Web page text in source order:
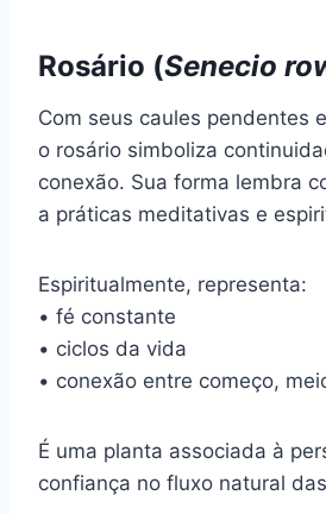
Rosário (Senecio
Com seus caules pendentes
o rosário simboliza
conexão. Sua forma lembra
a práticas meditativas e
Espiritualmente, representa:
• fé constante
• ciclos da vida
• conexão entre começo,
É uma planta associada à
confiança no fluxo natural